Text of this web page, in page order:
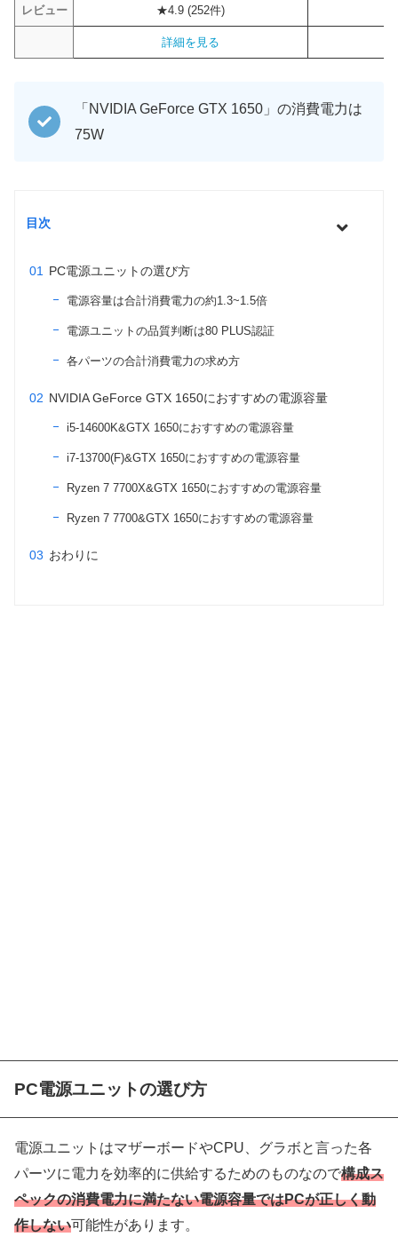
レビュー ★4.9 (252件)
詳細を見る
「NVIDIA GeForce GTX 1650」の消費電力は
75W
目次
PC電源ユニットの選び方
電源容量は合計消費電力の約1.3~1.5倍
電源ユニットの品質判断は80 PLUS認証
各パーツの合計消費電力の求め方
NVIDIA GeForce GTX 1650におすすめの電源容量
i5-14600K&GTX 1650におすすめの電源容量
i7-13700(F)&GTX 1650におすすめの電源容量
Ryzen 7 7700X&GTX 1650におすすめの電源容量
Ryzen 7 7700&GTX 1650におすすめの電源容量
おわりに
PC電源ユニットの選び方
電源ユニットはマザーボードやCPU、グラボと言った各
パーツに電力を効率的に供給するためのものなので構成ス
ペックの消費電力に満たない電源容量ではPCが正しく動
作しない可能性があります。